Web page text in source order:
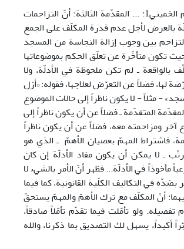
قال السيد الإمام الخميني1: ... المقدّمة الثالثة: أنّ التزاحمات
بالعرض لأجل عدم قدرة المكلّف على الجمع
بين وجوب إزالة النجاسة من المسجد
تكون متأخّرة عن تعلّق الحكم بموضوعاتها
بالواقعة ـ لم تكن ملحوظة في الأدلّة، ولا
لها، فضلاً عن التعرّض لعلاجها، فقوله: «أزل
- مثلاً - لا يكون ناظراً إلى حالات الموضوع
المتقدّمة ـ فضلاً عن أن يكون ناظراً إلى
آخر ومزاحمته معه، فضلاً عن أن يكون ناظراً
فاشتراط المهمّ بعصيان الأهمّ ـ الذي هو
ـ لا يمكن أن يكون مفاد الأدلّة إن كان
مأخوذاً في الأدلّة... فظهر أنّ الأمر بالشيء لا
في التكاليف الكلّية القانونية، كما فيما
أنّ المكلّف مع ترك الأهمّ والمهمّ يستحقّ
تفصيله. ولو تأمّلت فيما تقدّم تأمّلاً صادقاً،
أكيداً، يسهل لك التصديق بما ذكرنا، والله